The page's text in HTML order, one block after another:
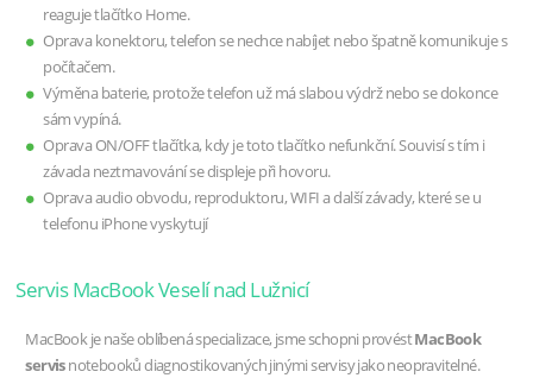
reaguje tlačítko Home.
Oprava konektoru, telefon se nechce nabíjet nebo špatně komunikuje s
počítačem.
Výměna baterie, protože telefon už má slabou výdrž nebo se dokonce
sám vypíná.
Oprava ON/OFF tlačítka, kdy je toto tlačítko nefunkční. Souvisí s tím i
závada neztmavování se displeje při hovoru.
Oprava audio obvodu, reproduktoru, WIFI a další závady, které se u
telefonu iPhone vyskytují
Servis MacBook Veselí nad Lužnicí
MacBook je naše oblíbená specializace, jsme schopni provéstMacBook
servisnotebooků diagnostikovaných jinými servisy jako neopravitelné.